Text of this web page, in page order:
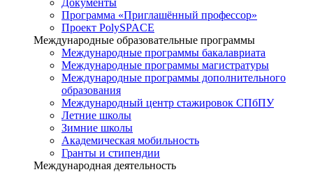
Программа «Приглашённый профессор»
Проект PolySPACE
Международные образовательные программы
Международные программы бакалавриата
Международные программы магистратуры
Международные программы дополнительного
образования
Международный центр стажировок СПбПУ
Летние школы
Зимние школы
Академическая мобильность
Гранты и стипендии
Международная деятельность